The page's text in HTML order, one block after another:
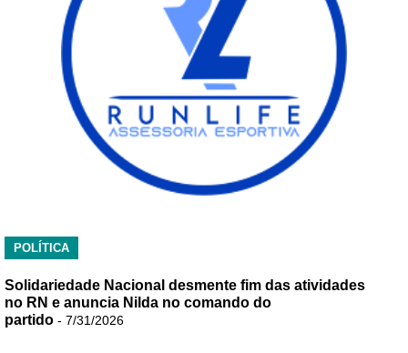
POLÍTICA
Solidariedade Nacional desmente fim das atividades
no RN e anuncia Nilda no comando do
partido - 7/31/2026